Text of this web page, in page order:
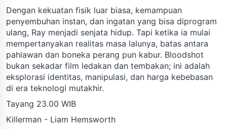
Dengan kekuatan fisik luar biasa, kemampuan
penyembuhan instan, dan ingatan yang bisa diprogram
ulang, Ray menjadi senjata hidup. Tapi ketika ia mulai
mempertanyakan realitas masa lalunya, batas antara
pahlawan dan boneka perang pun kabur. Bloodshot
bukan sekadar film ledakan dan tembakan; ini adalah
eksplorasi identitas, manipulasi, dan harga kebebasan
di era teknologi mutakhir.
Tayang 23.00 WIB
Killerman - Liam Hemsworth